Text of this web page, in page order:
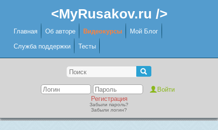
<MyRusakov.ru />
Главная Об авторе Видеокурсы Мой Блог
Служба поддержки Тесты
Регистрация
Забыли пароль?
Забыли логин?